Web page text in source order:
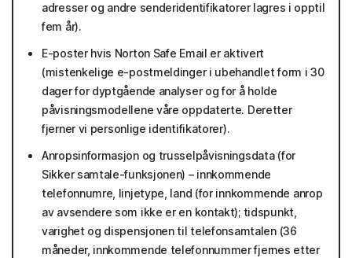
adresser og andre senderidentifikatorer lagres i opptil
fem år).
E-poster hvis Norton Safe Email er aktivert
(mistenkelige e-postmeldinger i ubehandlet form i 30
dager for dyptgående analyser og for å holde
påvisningsmodellene våre oppdaterte. Deretter
fjerner vi personlige identifikatorer).
Anropsinformasjon og trusselpåvisningsdata (for
Sikker samtale-funksjonen) – innkommende
telefonnumre, linjetype, land (for innkommende anrop
av avsendere som ikke er en kontakt); tidspunkt,
varighet og dispensjonen til telefonsamtalen (36
måneder, innkommende telefonnummer fjernes etter